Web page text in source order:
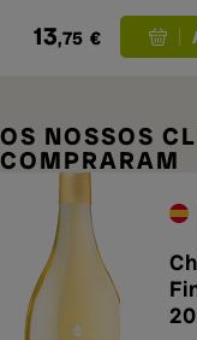
13,75 €
OS NOSSOS
COMPRARAM